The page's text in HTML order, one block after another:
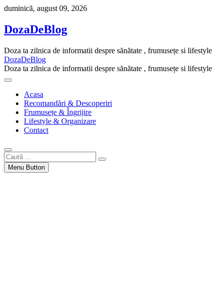
Skip
content
duminică, august 09, 2026
DozaDeBlog
Doza ta zilnica de informatii despre sănătate , frumusețe si lifestyle
DozaDeBlog
Doza ta zilnica de informatii despre sănătate , frumusețe si lifestyle
Acasa
Recomandări & Descoperiri
Frumusețe & Îngrijire
Lifestyle & Organizare
Contact
Caută
…Menu Button